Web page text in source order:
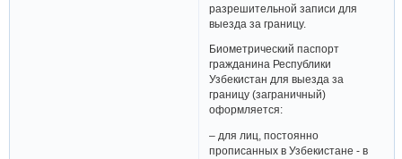
разрешительной записи для
выезда за границу.
Биометрический паспорт
гражданина Республики
Узбекистан для выезда за
границу (заграничный)
оформляется:
– для лиц, постоянно
прописанных в Узбекистане - в